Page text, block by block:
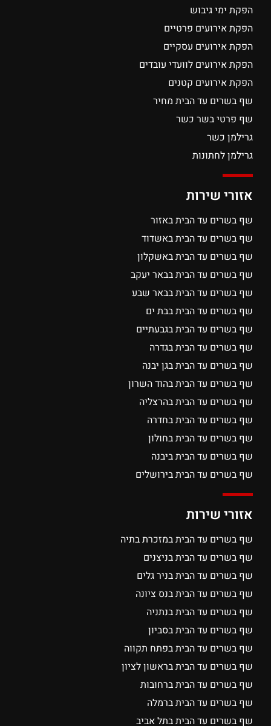
הפקת ימי גיבוש
הפקת אירועים פרטיים
הפקת אירועים עסקיים
הפקת אירועים לוועדי עובדים
הפקת אירועים קטנים
שף בשרים עד הבית מחיר
שף פרטי בשר כשר
גרילמן כשר
גרילמן לחתונות
אזורי שירות
שף בשרים עד הבית באזור
שף בשרים עד הבית באשדוד
שף בשרים עד הבית באשקלון
שף בשרים עד הבית בבאר יעקב
שף בשרים עד הבית בבאר שבע
שף בשרים עד הבית בבת ים
שף בשרים עד הבית בגבעתיים
שף בשרים עד הבית בגדרה
שף בשרים עד הבית בגן יבנה
שף בשרים עד הבית בהוד השרון
שף בשרים עד הבית בהרצליה
שף בשרים עד הבית בחדרה
שף בשרים עד הבית בחולון
שף בשרים עד הבית ביבנה
שף בשרים עד הבית בירושלים
אזורי שירות
שף בשרים עד הבית במזכרת בתיה
שף בשרים עד הבית בניצנים
שף בשרים עד הבית בניר גלים
שף בשרים עד הבית בנס ציונה
שף בשרים עד הבית בנתניה
שף בשרים עד הבית בסביון
שף בשרים עד הבית בפתח תקווה
שף בשרים עד הבית בראשון לציון
שף בשרים עד הבית ברחובות
שף בשרים עד הבית ברמלה
שף בשרים עד הבית בתל אביב